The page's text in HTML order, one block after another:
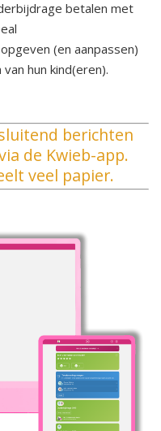
betalen met
(en aanpassen)
hun kind(eren).
berichten
de Kwieb-app.
veel papier.